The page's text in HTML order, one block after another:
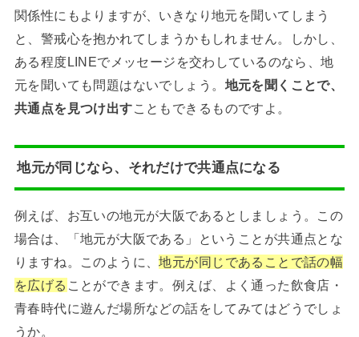
関係性にもよりますが、いきなり地元を聞いてしまう
と、警戒心を抱かれてしまうかもしれません。しかし、
ある程度LINEでメッセージを交わしているのなら、地
元を聞いても問題はないでしょう。 地元を聞くことで、
共通点を見つけ出す こともできるものですよ。
地元が同じなら、それだけで共通点になる
例えば、お互いの地元が大阪であるとしましょう。この
場合は、「地元が大阪である」ということが共通点とな
りますね。このように、地元が同じであることで話の幅
を広げる ことができます。例えば、よく通った飲食店・
青春時代に遊んだ場所などの話をしてみてはどうでしょ
うか。